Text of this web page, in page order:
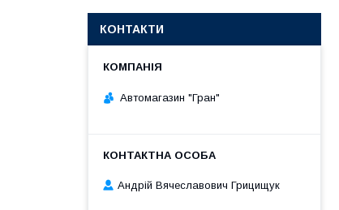
КОНТАКТИ
Автомагазин "Гран"
Андрій Вячеславович Грицищук